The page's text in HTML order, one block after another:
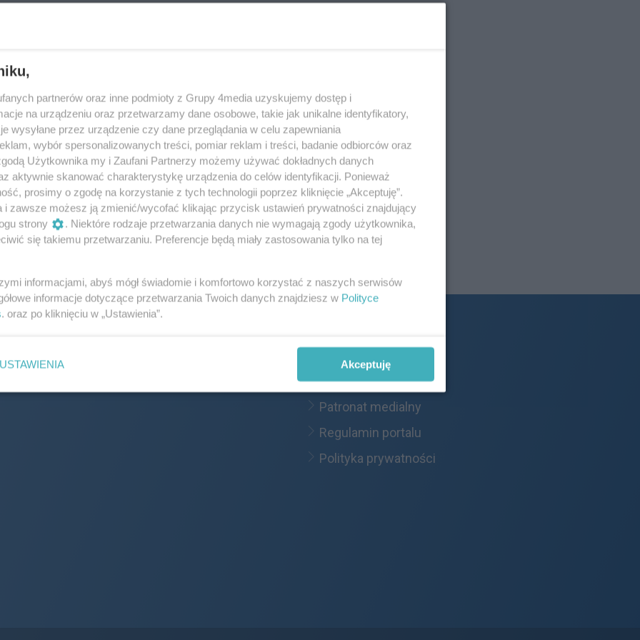
RZESZOWA. Konferencja
670-lecia lokacji miasta
pani Prof. Krystyny LEŚNIAK-MOCZUK,
lutowym wydaniu miesięcznika społeczno-
Dom Rzeszów". Niniejszy tekst opublikowaliśmy
redakcji
Reklama
Kontakt
Patronat medialny
Regulamin portalu
Polityka prywatności
partnerów oraz inne podmioty z Grupy 4media uzyskujemy dostęp i
na urządzeniu oraz przetwarzamy dane osobowe, takie jak unikalne identyfikatory,
wysyłane przez urządzenie czy dane przeglądania w celu zapewniania
wybór spersonalizowanych treści, pomiar reklam i treści, badanie odbiorców oraz
Użytkownika my i Zaufani Partnerzy możemy używać dokładnych danych
aktywnie skanować charakterystykę urządzenia do celów identyfikacji. Ponieważ
prosimy o zgodę na korzystanie z tych technologii poprzez kliknięcie „Akceptuję”.
i zawsze możesz ją zmienić/wycofać klikając przycisk ustawień prywatności znajdujący
strony
. Niektóre rodzaje przetwarzania danych nie wymagają zgody użytkownika,
się takiemu przetwarzaniu. Preferencje będą miały zastosowania tylko na tej
informacjami, abyś mógł świadomie i komfortowo korzystać z naszych serwisów
informacje dotyczące przetwarzania Twoich danych znajdziesz w Polityce
. oraz po kliknięciu w „Ustawienia”.
USTAWIENIA Akceptuję